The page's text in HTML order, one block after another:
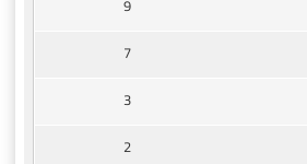
9
7
3
2